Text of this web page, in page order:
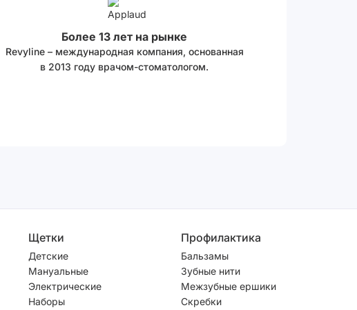
Более 13 лет на рынке
Revyline – международная компания, основанная
в 2013 году врачом-стоматологом.
Щетки
Детские
Мануальные
Электрические
Наборы
Профилактика
Бальзамы
Зубные нити
Межзубные ершики
Скребки